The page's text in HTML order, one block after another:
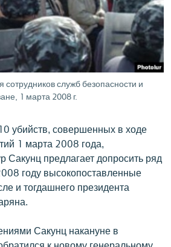
служб безопасности и
1 марта 2008 г.
убийств, совершенных в ходе
1 марта 2008 года,
Сакунц предлагает допросить ряд
году высокопоставленные
и тогдашнего президента
Сакунц накануне в
к новому генеральному